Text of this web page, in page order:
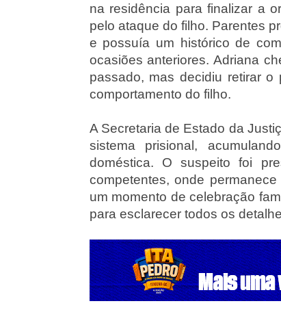
na residência para finalizar a
pelo ataque do filho. Parentes
e possuía um histórico de
ocasiões anteriores. Adriana
passado, mas decidiu retirar
comportamento do filho.
A Secretaria de Estado da
sistema prisional,
doméstica. O suspeito foi
competentes, onde
um momento de celebração
para esclarecer todos os